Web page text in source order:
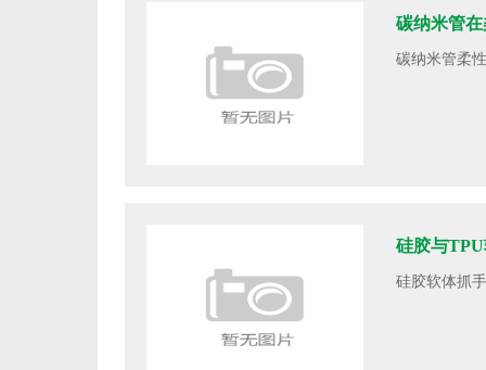
碳纳米管
碳纳米管柔
硅胶与
硅胶软体抓